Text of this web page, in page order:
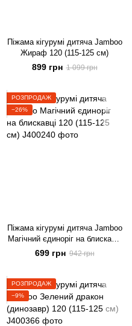
Піжама кігурумі дитяча Jamboo
Жираф 120 (115-125 см)
899 грн 1 099 грн
РОЗПРОДАЖ
−26%
Піжама кігурумі дитяча Jamboo
Магічний єдиноріг на блискавці
120 (115-125 см)
699 грн 942 грн
РОЗПРОДАЖ
−9%